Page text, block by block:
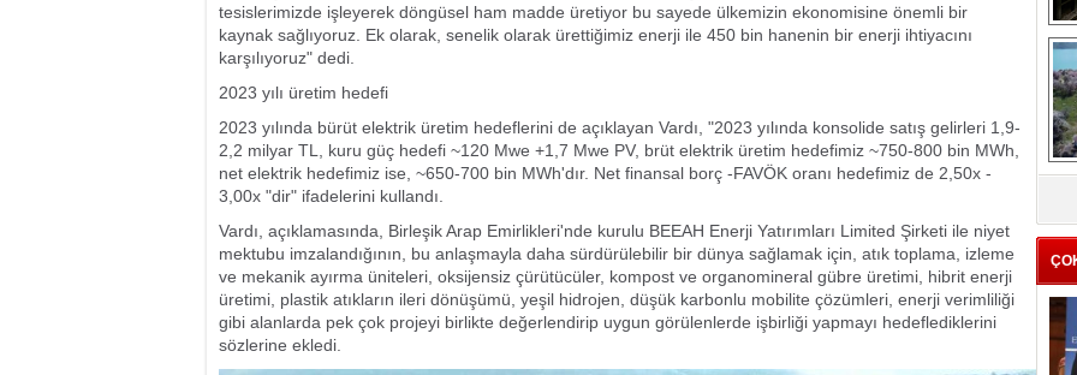
tesislerimizde işleyerek döngüsel ham madde üretiyor bu sayede ülkemizin ekonomisine önemli bir
kaynak sağlıyoruz. Ek olarak, senelik olarak ürettiğimiz enerji ile 450 bin hanenin bir enerji ihtiyacını
karşılıyoruz" dedi.
2023 yılı üretim hedefi
2023 yılında bürüt elektrik üretim hedeflerini de açıklayan Vardı, "2023 yılında konsolide satış gelirleri 1,9-
2,2 milyar TL, kuru güç hedefi ~120 Mwe +1,7 Mwe PV, brüt elektrik üretim hedefimiz ~750-800 bin MWh,
net elektrik hedefimiz ise, ~650-700 bin MWh'dır. Net finansal borç -FAVÖK oranı hedefimiz de 2,50x -
3,00x "dir" ifadelerini kullandı.
Vardı, açıklamasında, Birleşik Arap Emirlikleri'nde kurulu BEEAH Enerji Yatırımları Limited Şirketi ile niyet
mektubu imzalandığının, bu anlaşmayla daha sürdürülebilir bir dünya sağlamak için, atık toplama, izleme
ve mekanik ayırma üniteleri, oksijensiz çürütücüler, kompost ve organomineral gübre üretimi, hibrit enerji
üretimi, plastik atıkların ileri dönüşümü, yeşil hidrojen, düşük karbonlu mobilite çözümleri, enerji verimliliği
gibi alanlarda pek çok projeyi birlikte değerlendirip uygun görülenlerde işbirliği yapmayı hedeflediklerini
sözlerine ekledi.